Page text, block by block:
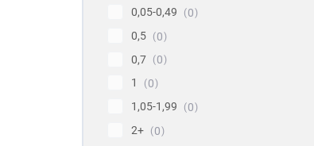
0,05-0,49
0
0,5
0
0,7
0
1
0
1,05-1,99
0
2+
0